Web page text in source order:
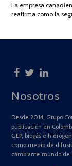
La empresa
reafirma como la
Nosotros
Desde 2014, Grupo
publicación en
GLP, biogás e
como medio de
cambiante mundo de